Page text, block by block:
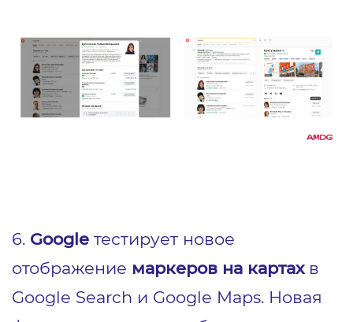
6. Google тестирует новое
отображение маркеров на картахв
Google Search и Google Maps. Новая